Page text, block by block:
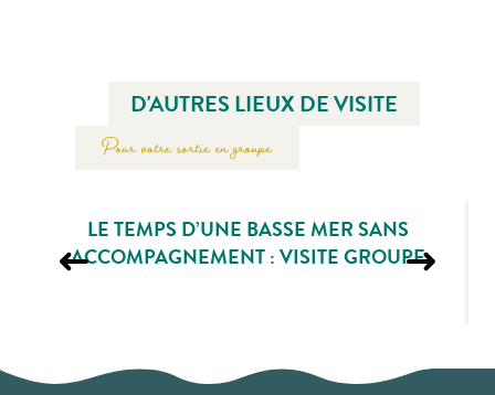
D'AUTRES LIEUX DE VISITE
Pour votre sortie en groupe
LE TEMPS D’UNE BASSE MER SANS
ACCOMPAGNEMENT : VISITE GROUPE